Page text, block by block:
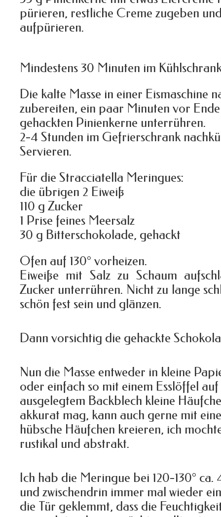
pürieren, restliche Creme zugeben
aufpürieren.
Mindestens 30 Minuten im
Die kalte Masse in einer Eismaschine
zubereiten, ein paar Minuten vor
gehackten Pinienkerne unterrühren.
2-4 Stunden im Gefrierschrank
Servieren.
Für die Stracciatella Meringues:
die übrigen 2 Eiweiß
110 g Zucker
1 Prise feines Meersalz
30 g Bitterschokolade, gehackt
Ofen auf 130° vorheizen.
Eiweiße mit Salz zu Schaum
Zucker unterrühren. Nicht zu lange
schön fest sein und glänzen.
Dann vorsichtig die gehackte
Nun die Masse entweder in kleine
oder einfach so mit einem Esslöffel
ausgelegtem Backblech kleine
akkurat mag, kann auch gerne mit
hübsche Häufchen kreieren, ich
rustikal und abstrakt.
Ich hab die Meringue bei 120-130°
und zwischendrin immer mal wieder
die Tür geklemmt, dass die